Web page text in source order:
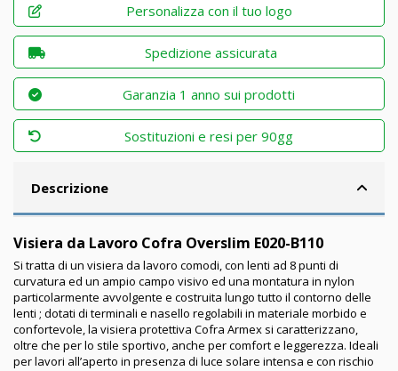
Personalizza con il tuo logo
Spedizione assicurata
Garanzia 1 anno sui prodotti
Sostituzioni e resi per 90gg
Descrizione
Visiera da Lavoro Cofra Overslim E020-B110
Si tratta di un visiera da lavoro comodi, con lenti ad 8 punti di
curvatura ed un ampio campo visivo ed una montatura in nylon
particolarmente avvolgente e costruita lungo tutto il contorno delle
lenti ; dotati di terminali e nasello regolabili in materiale morbido e
confortevole, la visiera protettiva Cofra Armex si caratterizzano,
oltre che per lo stile sportivo, anche per comfort e leggerezza. Ideali
per lavori all’aperto in presenza di luce solare intensa e con rischio